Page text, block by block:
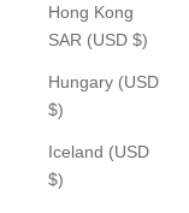
Hong Kong
SAR (USD $)
Hungary (USD
$)
Iceland (USD
$)